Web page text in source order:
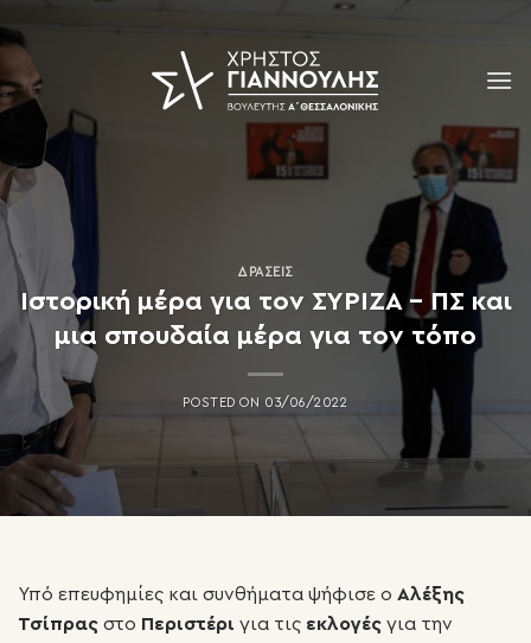
to
content
ΔΡΆΣΕΙΣ
Ιστορική μέρα για τον ΣΥΡΙΖΑ – ΠΣ και
μια σπουδαία μέρα για τον τόπο
POSTED ON 03/06/2022
Υπό επευφημίες και συνθήματα ψήφισε ο Αλέξης
Τσίπρας στο Περιστέρι για τις εκλογές για την